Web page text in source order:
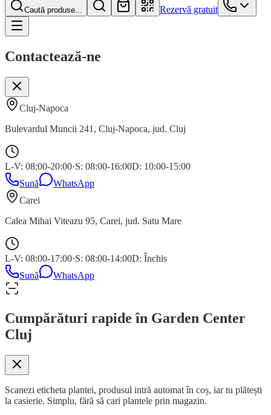
Caută produse... Rezervă gratuit
Contactează-ne
Cluj-Napoca
Bulevardul Muncii 241 , Cluj-Napoca, jud. Cluj
L-V: 08:00-20:00·S: 08:00-16:00D: 10:00-15:00
Sună
WhatsApp
Carei
Calea Mihai Viteazu 95, Carei, jud. Satu Mare
L-V: 08:00-17:00·S: 08:00-14:00D: Închis
Sună
WhatsApp
Cumpărături rapide în Garden Center
Cluj
Scanezi eticheta plantei, produsul intră automat în coș, iar tu plătești
la casierie. Simplu, fără să cari plantele prin magazin.